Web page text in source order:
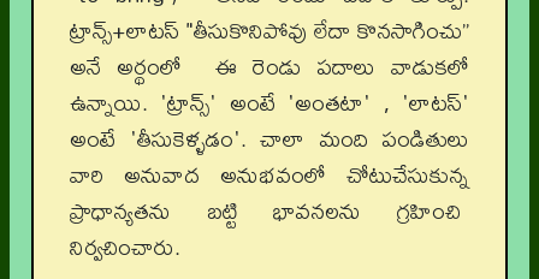
ట్రాన్స్+లాటస్ "తీసుకొనిపోవు లేదా కొనసాగించు”
అనే అర్థంలో ఈ రెండు పదాలు వాడుకలో
ఉన్నాయి. 'ట్రాన్స్' అంటే 'అంతటా' , 'లాటస్'
అంటే 'తీసుకెళ్ళడం'. చాలా మంది పండితులు
వారి అనువాద అనుభవంలో చోటుచేసుకున్న
ప్రాధాన్యతను బట్టి భావనలను గ్రహించి
నిర్వచించారు.